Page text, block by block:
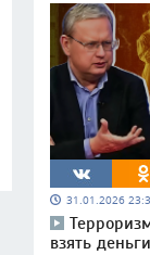
31.01.2026
взять